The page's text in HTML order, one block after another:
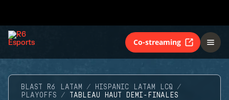
Co-streaming
BLAST R6 LATAM
HISPANIC LATAM LCQ
PLAYOFFS
TABLEAU HAUT DEMI-FINALES